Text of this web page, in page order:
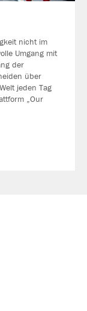
nicht im
Umgang mit
der
über
jeden Tag
„Our